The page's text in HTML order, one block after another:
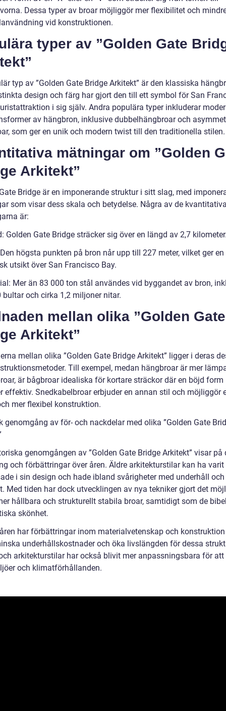
Dessa typer av broar möjliggör mer flexibilitet och
vid konstruktionen.
typer av ”Golden Gate
typ av ”Golden Gate Bridge Arkitekt” är den klassiska
design och färg har gjort den till ett symbol för San
i sig själv. Andra populära typer inkluderar
av hängbron, inklusive dubbelhängbroar och
som ger en unik och modern twist till den traditionella stilen.
mätningar om ”Golden
Arkitekt”
Bridge är en imponerande struktur i sitt slag, med
som visar dess skala och betydelse. Några av de
är:
Golden Gate Bridge sträcker sig över en längd av 2,7
högsta punkten på bron når upp till 227 meter, vilket ger en
utsikt över San Francisco Bay.
Mer än 83 000 ton stål användes vid byggandet av bron,
bultar och cirka 1,2 miljoner nitar.
mellan olika ”Golden Gate
Arkitekt”
mellan olika ”Golden Gate Bridge Arkitekt” ligger i deras
Till exempel, medan hängbroar är mer
är bågbroar idealiska för kortare sträckor där en böjd form
effektiv. Snedkabelbroar erbjuder en annan stil och möjliggör
mer flexibel konstruktion.
genomgång av för- och nackdelar med olika ”Golden Gate
genomgången av ”Golden Gate Bridge Arkitekt” visar på
och förbättringar över åren. Äldre arkitekturstilar kan ha varit
i sin design och hade ibland svårigheter med underhåll och
Med tiden har dock utvecklingen av nya tekniker gjort det
hållbara och strukturellt stabila broar, samtidigt som de
skönhet.
har förbättringar inom materialvetenskap och
underhållskostnader och öka livslängden för dessa
arkitekturstilar har också blivit mer anpassningsbara för att
och klimatförhållanden.